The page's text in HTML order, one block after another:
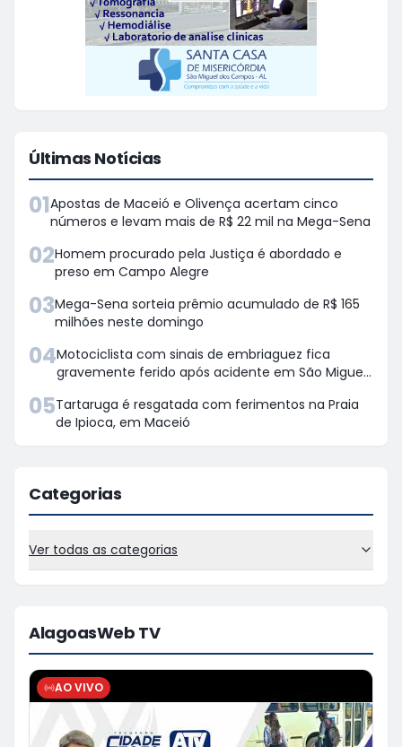
Últimas Notícias
01Apostas de Maceió e Olivença acertam cinco
números e levam mais de R$ 22 mil na Mega-Sena
02Homem procurado pela Justiça é abordado e
preso em Campo Alegre
03Mega-Sena sorteia prêmio acumulado de R$ 165
milhões neste domingo
04Motociclista com sinais de embriaguez fica
gravemente ferido após acidente em São Miguel
05Tartaruga é resgatada com ferimentos na Praia
de Ipioca, em Maceió
Categorias
Ver todas as categorias
AlagoasWeb TV
AO VIVO